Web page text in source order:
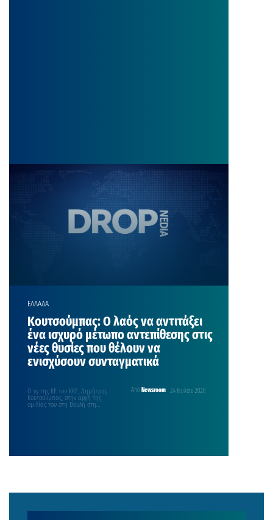
ΕΛΛΑΔΑ
Κουτσούμπας: Ο λαός να αντιτάξει
ένα ισχυρό μέτωπο αντεπίθεσης στις
νέες θυσίες που θέλουν να
ενισχύσουν συνταγματικά
Από Newsroom 24 Ιουλίου 2026
Ο γγ της ΚΕ του ΚΚΕ, Δημήτρης
Κουτσούμπας, στην αρχή της
ομιλίας του στη Βουλή στη